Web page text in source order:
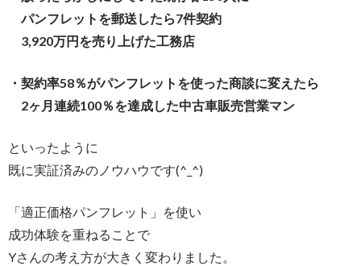
パンフレットを郵送したら7件契約
3,920万円を売り上げた工務店
・契約率58％がパンフレットを使った商談に変えたら
2ヶ月連続100％を達成した中古車販売営業マン
といったように
既に実証済みのノウハウです(^_^)
「適正価格パンフレット」を使い
成功体験を重ねることで
Yさんの考え方が大きく変わりました。